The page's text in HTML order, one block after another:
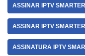
ASSINAR IPTV
ASSINAR IPTV
ASSINATURA IPTV